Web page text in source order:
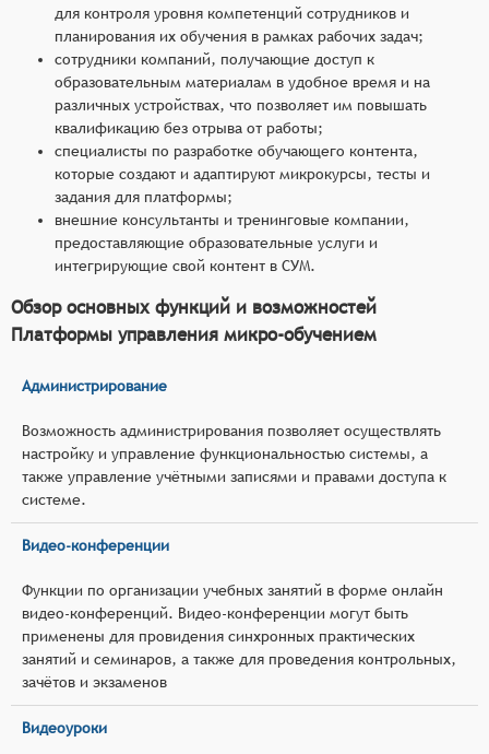
для контроля уровня компетенций сотрудников и
планирования их обучения в рамках рабочих задач;
сотрудники компаний, получающие доступ к
образовательным материалам в удобное время и на
различных устройствах, что позволяет им повышать
квалификацию без отрыва от работы;
специалисты по разработке обучающего контента,
которые создают и адаптируют микрокурсы, тесты и
задания для платформы;
внешние консультанты и тренинговые компании,
предоставляющие образовательные услуги и
интегрирующие свой контент в СУМ.
Обзор основных функций и возможностей
Платформы управления микро-обучением
Администрирование
Возможность администрирования позволяет осуществлять
настройку и управление функциональностью системы, а
также управление учётными записями и правами доступа к
системе.
Видео-конференции
Функции по организации учебных занятий в форме онлайн
видео-конференций. Видео-конференции могут быть
применены для провидения синхронных практических
занятий и семинаров, а также для проведения контрольных,
зачётов и экзаменов
Видеоуроки